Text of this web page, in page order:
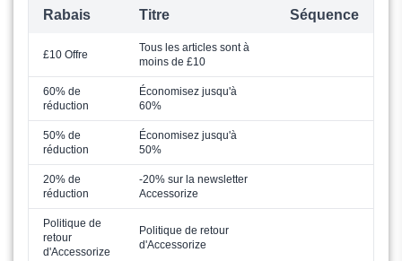
Rabais Titre Séquence
£10 Offre
Tous les articles sont à
moins de £10
60% de
réduction
Économisez jusqu'à
60%
50% de
réduction
Économisez jusqu'à
50%
20% de
réduction
-20% sur la newsletter
Accessorize
Politique de
retour
d'Accessorize
Politique de retour
d'Accessorize